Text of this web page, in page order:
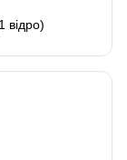
відро)